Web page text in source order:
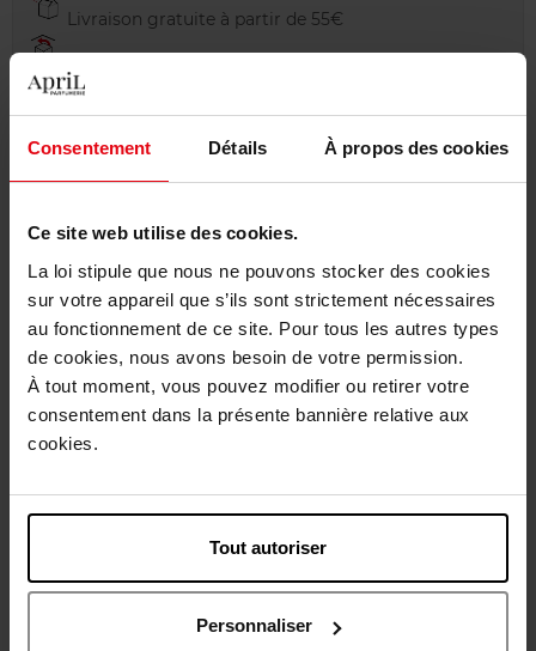
Consentement Détails À propos des cookies
Ce site web utilise des cookies.
La loi stipule que nous ne pouvons stocker des cookies
sur votre appareil que s’ils sont strictement nécessaires
au fonctionnement de ce site. Pour tous les autres types
de cookies, nous avons besoin de votre permission.
À tout moment, vous pouvez modifier ou retirer votre
consentement dans la présente bannière relative aux
cookies.
Tout autoriser
Personnaliser
Livraison gratuite à partir de 55€
Emballage cadeau offert
Description
Conseil d'utilisation
Caractéristiques
Vous aimerez peut-être